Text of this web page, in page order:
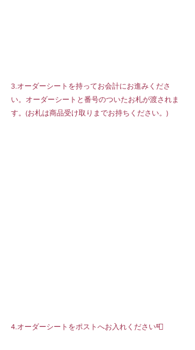
3.オーダーシートを持ってお会計にお進みくださ
い。オーダーシートと番号のついたお札が渡されま
す。(お札は商品受け取りまでお持ちください。)
4.オーダーシートをポストへお入れください📮